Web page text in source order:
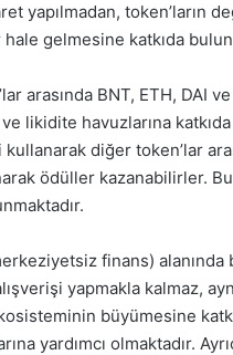
yapılmadan, token’ların
gelmesine katkıda
arasında BNT, ETH, DAI
likidite havuzlarına
kullanarak diğer token’lar
ödüller kazanabilirler.
finans)
yapmakla kalmaz,
büyümesine
yardımcı olmaktadır.